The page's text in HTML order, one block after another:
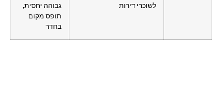
לשוכרי דירות
גבוהה יחסית,
תופס מקום
בחדר